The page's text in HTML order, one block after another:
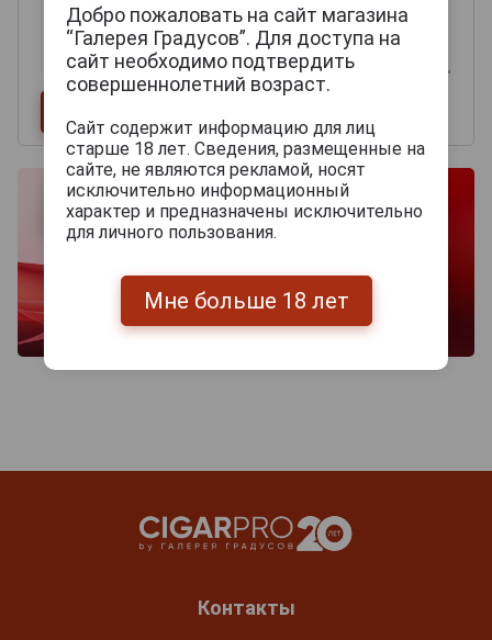
Контакты
Добро пожаловать на сайт магазина
“Галерея Градусов”. Для доступа на
сайт необходимо подтвердить
совершеннолетний возраст.
Сайт содержит информацию для лиц
старше 18 лет. Сведения, размещенные на
сайте, не являются рекламой, носят
исключительно информационный
характер и предназначены исключительно
для личного пользования.
Мне больше 18 лет